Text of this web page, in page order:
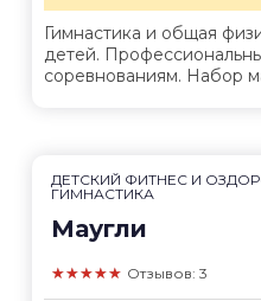
Гимнастика и общая
детей.
соревнованиям. Набор
ДЕТСКИЙ ФИТНЕС И
ГИМНАСТИКА
Маугли
★★★★★ Отзывов: 3